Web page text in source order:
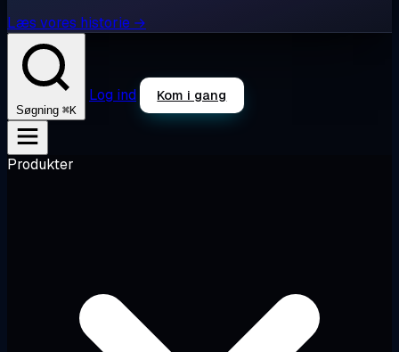
Læs vores historie →
Søgning ⌘K
Log ind Kom i gang
Produkter